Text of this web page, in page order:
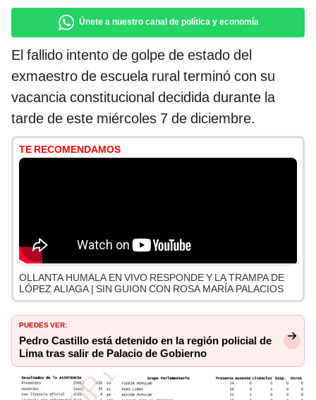
Únete a nuestro canal de política y economía
El fallido intento de golpe de estado del
exmaestro de escuela rural terminó con su
vacancia constitucional decidida durante la
tarde de este miércoles 7 de diciembre.
TE RECOMENDAMOS
OLLANTA HUMALA EN VIVO RESPONDE Y LA TRAMPA DE
LÓPEZ ALIAGA | SIN GUION CON ROSA MARÍA PALACIOS
PUEDES VER:
Pedro Castillo está detenido en la región policial de
Lima tras salir de Palacio de Gobierno